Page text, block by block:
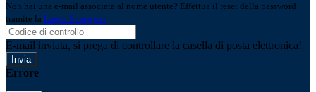
Non hai una e-mail associata al nome utente? Effettua il reset della password
tramite la Login Spaggiari
E-mail inviata, si prega di controllare la casella di posta elettronica!
Errore